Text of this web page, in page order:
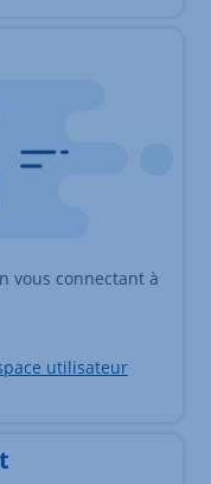
vous connectant à
utilisateur